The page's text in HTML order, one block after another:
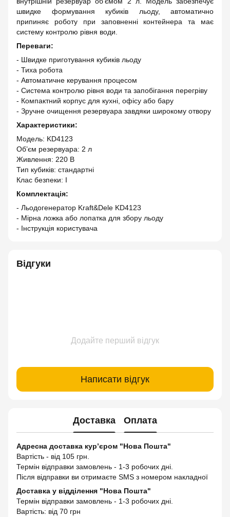
швидке формування кубиків льоду, автоматично
припиняє роботу при заповненні контейнера та має
систему контролю рівня води.
Переваги:
- Швидке приготування кубиків льоду
- Тиха робота
- Автоматичне керування процесом
- Система контролю рівня води та запобігання перегріву
- Компактний корпус для кухні, офісу або бару
- Зручне очищення резервуара завдяки широкому отвору
Характеристики:
Модель: KD4123
Об’єм резервуара: 2 л
Живлення: 220 В
Тип кубиків: стандартні
Клас безпеки: I
Комплектація:
- Льодогенератор Kraft&Dele KD4123
- Мірна ложка або лопатка для збору льоду
- Інструкція користувача
Відгуки
Додайте перший відгук
Написати відгук
Доставка Оплата
Адресна доставка кур’єром "Нова Пошта"
Вартість - від 105 грн.
Термін відправки замовлень - 1-3 робочих дні.
Після відправки ви отримаєте SMS з номером накладної
Доставка у відділення "Нова Пошта"
Термін відправки замовлень - 1-3 робочих дні.
Вартість: від 70 грн